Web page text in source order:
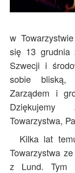
Statut
Kontakt
w
się 13 grudnia
Szwecji i
sobie bliską,
Zarządem i
Dziękujemy
Towarzystwa,
Kilka lat
Towarzystwa
z Lund. Tym